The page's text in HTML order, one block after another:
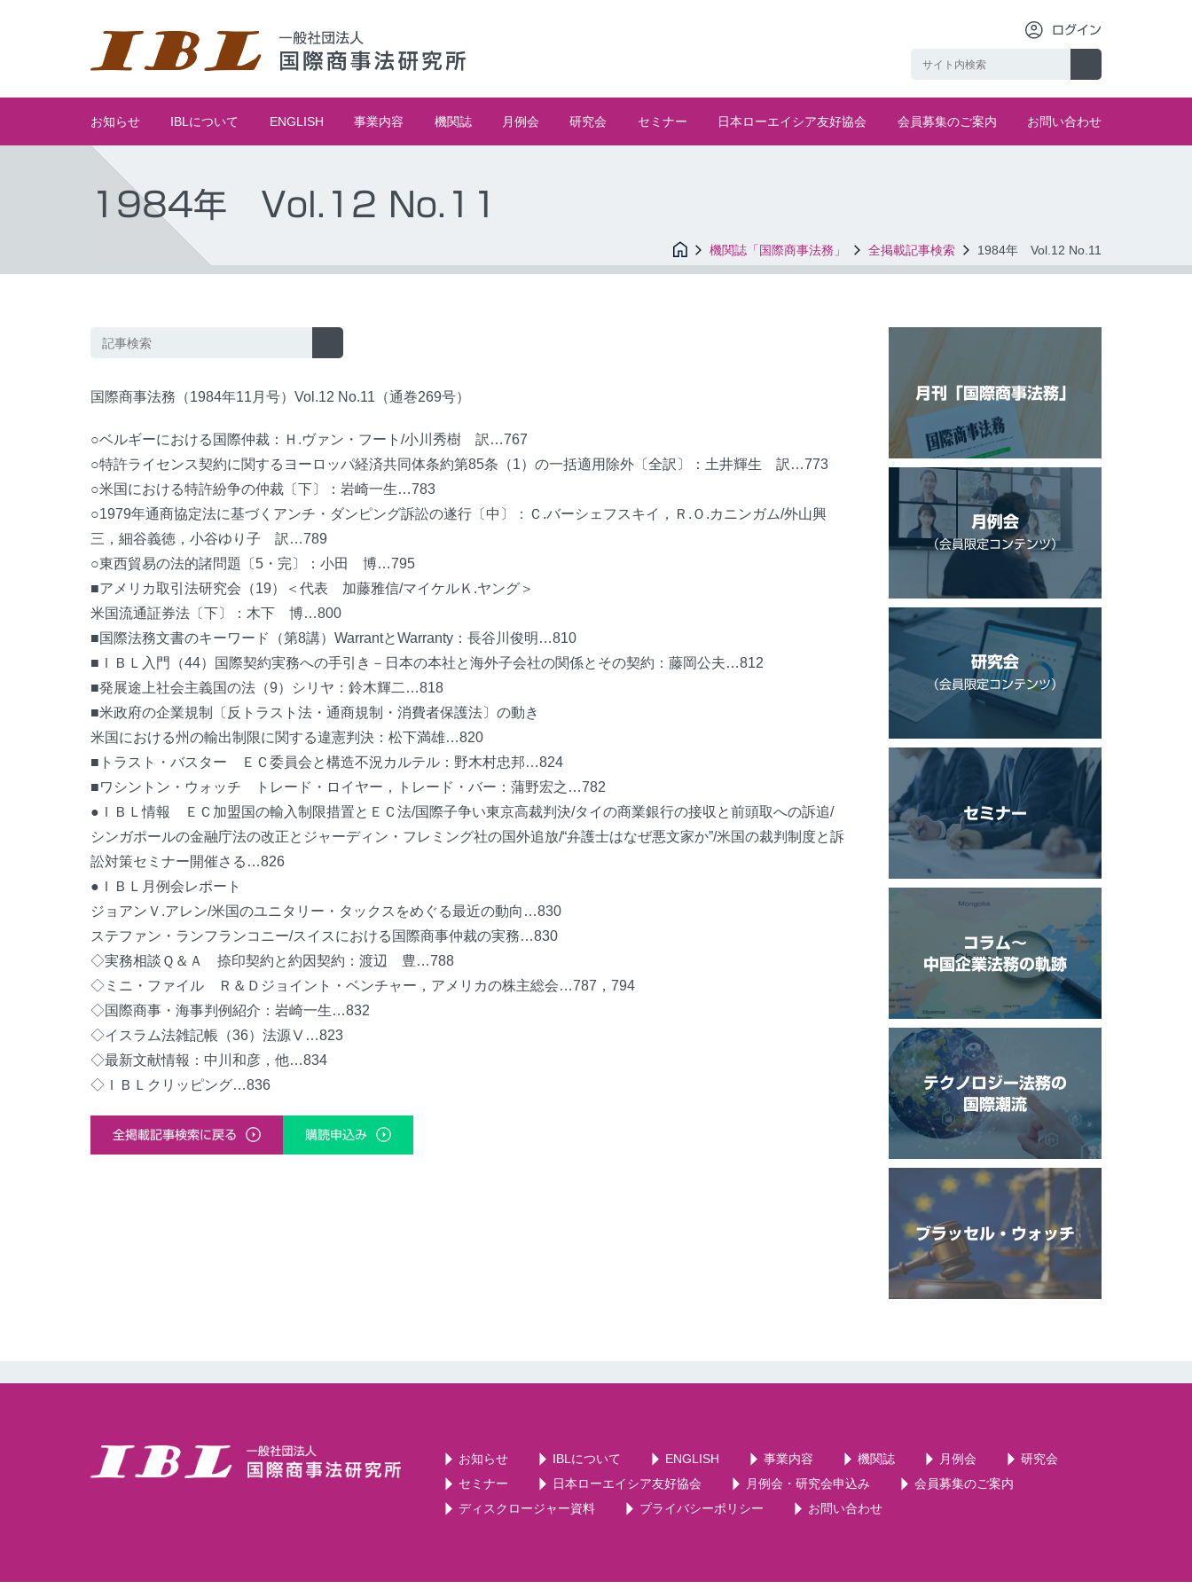
ログイン
お知らせ IBLについて ENGLISH 事業内容 機関誌 月例会 研究会 セミナー 日本ローエイシア友好協会 会員募集のご案内 お問い合わせ
1984年 Vol.12 No.11
機関誌「国際商事法務」 全掲載記事検索 1984年 Vol.12 No.11
国際商事法務（1984年11月号）Vol.12 No.11（通巻269号）
○ベルギーにおける国際仲裁：Ｈ.ヴァン・フート/小川秀樹 訳…767
○特許ライセンス契約に関するヨーロッパ経済共同体条約第85条（1）の一括適用除外〔全訳〕：土井輝生 訳…773
○米国における特許紛争の仲裁〔下〕：岩崎一生…783
○1979年通商協定法に基づくアンチ・ダンピング訴訟の遂行〔中〕：Ｃ.バーシェフスキイ，Ｒ.Ｏ.カニンガム/外山興
三，細谷義徳，小谷ゆり子 訳…789
○東西貿易の法的諸問題〔5・完〕：小田 博…795
■アメリカ取引法研究会（19）＜代表 加藤雅信/マイケルＫ.ヤング＞
米国流通証券法〔下〕：木下 博…800
■国際法務文書のキーワード（第8講）WarrantとWarranty：長谷川俊明…810
■ＩＢＬ入門（44）国際契約実務への手引き－日本の本社と海外子会社の関係とその契約：藤岡公夫…812
■発展途上社会主義国の法（9）シリヤ：鈴木輝二…818
■米政府の企業規制〔反トラスト法・通商規制・消費者保護法〕の動き
米国における州の輸出制限に関する違憲判決：松下満雄…820
■トラスト・バスター ＥＣ委員会と構造不況カルテル：野木村忠邦…824
■ワシントン・ウォッチ トレード・ロイヤー，トレード・バー：蒲野宏之…782
●ＩＢＬ情報 ＥＣ加盟国の輸入制限措置とＥＣ法/国際子争い東京高裁判決/タイの商業銀行の接収と前頭取への訴追/
シンガポールの金融庁法の改正とジャーディン・フレミング社の国外追放/“弁護士はなぜ悪文家か”/米国の裁判制度と訴
訟対策セミナー開催さる…826
●ＩＢＬ月例会レポート
ジョアンＶ.アレン/米国のユニタリー・タックスをめぐる最近の動向…830
ステファン・ランフランコニー/スイスにおける国際商事仲裁の実務…830
◇実務相談Ｑ＆Ａ 捺印契約と約因契約：渡辺 豊…788
◇ミニ・ファイル Ｒ＆Ｄジョイント・ベンチャー，アメリカの株主総会…787，794
◇国際商事・海事判例紹介：岩崎一生…832
◇イスラム法雑記帳（36）法源Ⅴ…823
◇最新文献情報：中川和彦，他…834
◇ＩＢＬクリッピング…836
全掲載記事検索に戻る 購読申込み
月刊「国際商事法務」
月例会
（会員限定コンテンツ）
研究会
（会員限定コンテンツ）
セミナー
コラム〜
中国企業法務の軌跡
テクノロジー法務の
国際潮流
ブラッセル・ウォッチ
お知らせ IBLについて ENGLISH 事業内容 機関誌 月例会
研究会
セミナー
日本ローエイシア友好協会 月例会・研究会申込み
会員募集のご案内
ディスクロージャー資料
プライバシーポリシー お問い合わせ